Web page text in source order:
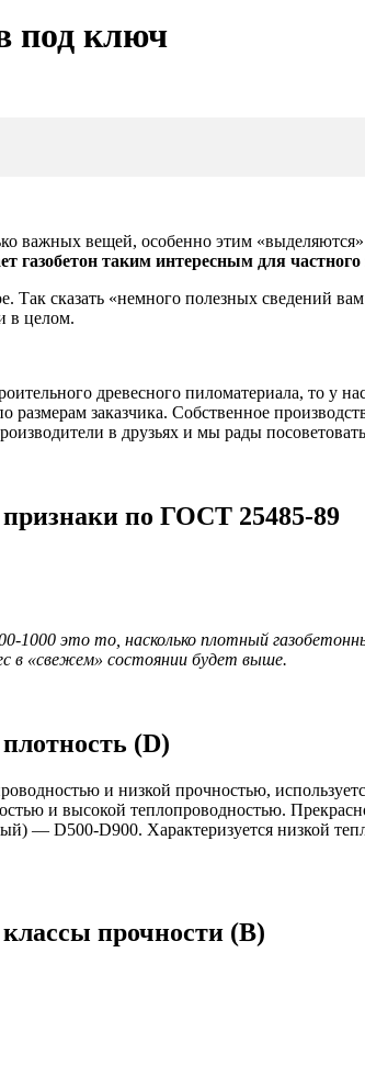
под ключ
важных вещей, особенно этим
газобетон таким интересным для частного
сказать «немного полезных сведений
в целом.
древесного пиломатериала, то у
заказчика. Собственное
в друзьях и мы рады
по ГОСТ 25485-89
1000 это то, насколько плотный
в «свежем» состоянии будет выше.
(D)
и низкой прочностью,
и высокой теплопроводностью.
— D500-D900. Характеризуется низкой
прочности (В)